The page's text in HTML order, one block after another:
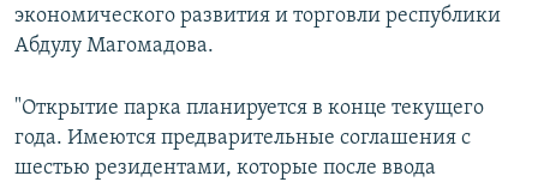
экономического развития и торговли республики
Абдулу Магомадова.
"Открытие парка планируется в конце текущего
года. Имеются предварительные соглашения с
шестью резидентами, которые после ввода